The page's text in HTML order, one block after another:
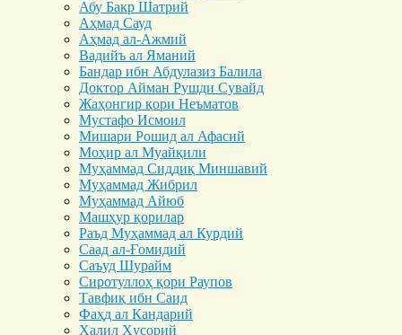
Абу Бакр Шатрий
Аҳмад Сауд
Аҳмад ал-Ажмий
Вадийъ ал Яманий
Бандар ибн Абдулазиз Балила
Доктор Айман Рушди Сувайд
Жаҳонгир қори Неъматов
Мустафо Исмоил
Мишари Рошид ал Афасий
Моҳир ал Муайқили
Муҳаммад Cиддиқ Миншавий
Муҳаммад Жибрил
Муҳаммад Айюб
Машҳур қорилар
Раъд Муҳаммад ал Курдий
Саад ал-Ғомидий
Саъуд Шурайм
Сиротуллоҳ қори Раупов
Тавфиқ ибн Саид
Фаҳд ал Кандарий
Халил Ҳусорий